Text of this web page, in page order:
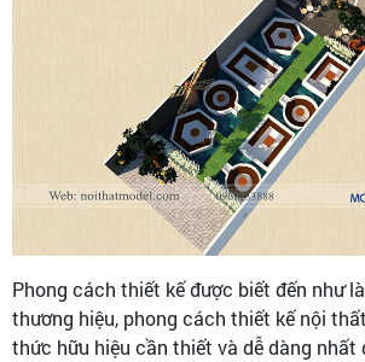
Phong cách thiết kế được biết đến như
thương hiệu, phong cách thiết kế nội
thức hữu hiệu cần thiết và dễ dàng nhất